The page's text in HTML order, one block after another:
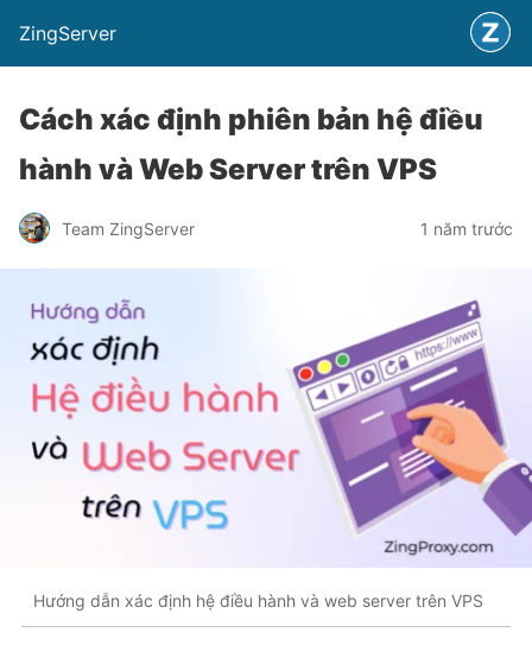
ZingServer
Cách xác định phiên bản hệ điều
hành và Web Server trên VPS
Team ZingServer 1 năm trước
Hướng dẫn xác định hệ điều hành và web server trên VPS